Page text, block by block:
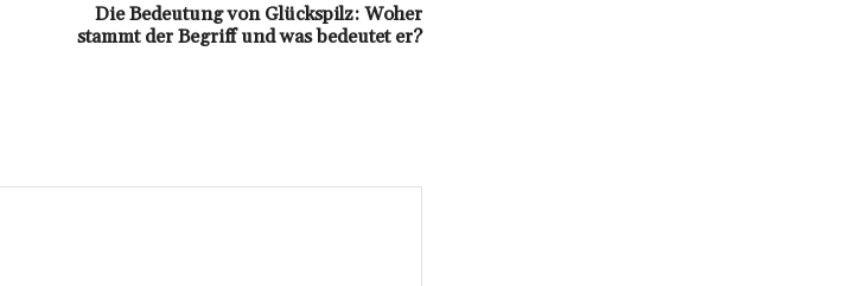
Die Bedeutung von Glückspilz: Woher
stammt der Begriff und was bedeutet er?